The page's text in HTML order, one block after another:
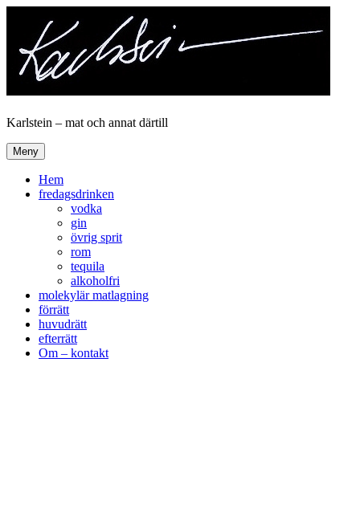
innehåll
Karlstein – mat och annat därtill
Meny
Hem
fredagsdrinken
vodka
gin
övrig sprit
rom
tequila
alkoholfri
molekylär matlagning
förrätt
huvudrätt
efterrätt
Om – kontakt